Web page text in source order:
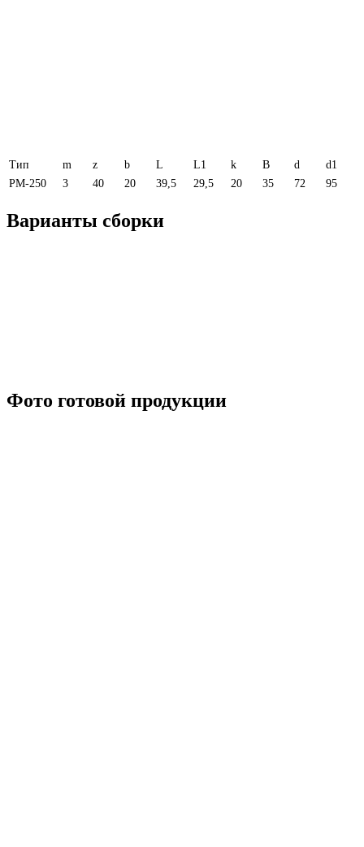
Тип m z b L L1 k B d
d1
РМ-250
3 40 20 39,5 29,5 20 35 72 95
Варианты сборки
Фото готовой продукции